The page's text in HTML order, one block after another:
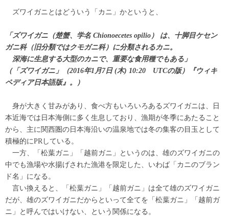
ズワイガニとはどういう「カニ」かというと、
「ズワイガニ（楚蟹、学名 Chionoecetes opilio） は、十脚目ケセン
ガニ科（旧分類ではクモガニ科）に分類されるカニ。
深海に生息する大型のカニで、重要な食用種でもある」
（「ズワイガニ」（2016年1月7日 (木) 10:20 UTCの版）『ウィキ
ペディア日本語版』。）
身が大きく甘みがあり、食べ方もいろいろあるズワイガニは、日
本近海では日本海側に多く生息しており、漁期が冬季にあたること
から、主に関西圏の日本海沿いの温泉地では冬の集客の目玉として
積極的にPRしている。
一方、「松葉ガニ」「越前ガニ」というのは、雄のズワイガニの
中でも漁場や水揚げされた漁港を限定した、いわば「カニのブラン
ド名」になる。
言い換えると、「松葉ガニ」「越前ガニ」は全て雄のズワイガニ
だが、雄のズワイガニだからといって全てを「松葉ガニ」「越前ガ
ニ」と呼んではいけない、という関係になる。